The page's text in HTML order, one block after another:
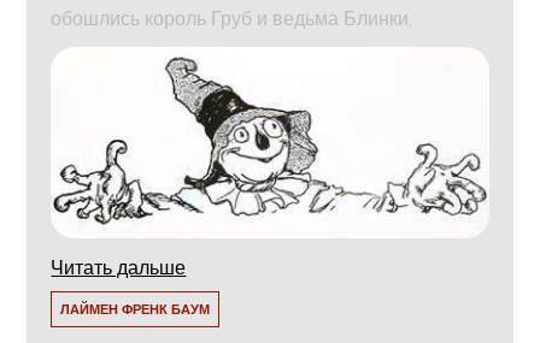
обошлись король Груб и ведьма Блинки.
Читать дальше
ЛАЙМЕН ФРЕНК БАУМ